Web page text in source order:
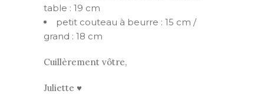
table : 19 cm
petit couteau à beurre : 15 cm /
grand : 18 cm
Cuillèrement vôtre,
Juliette ♥